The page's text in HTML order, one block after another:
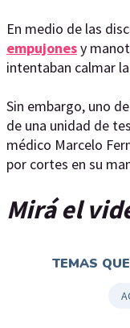
En medio de las
empujonesy
intentaban calmar
Sin embargo, uno
de una unidad de
médico Marcelo
por cortes en su
Mirá el
TEMAS